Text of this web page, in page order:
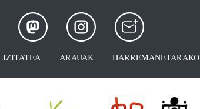
ARAUAK HARREMANETARAKO